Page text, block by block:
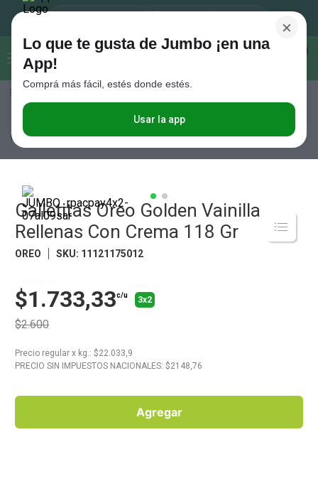
Buscar...
Seleccioná el método de entrega
×
Lo que te gusta de Jumbo ¡en una
App!
Comprá más fácil, estés donde estés.
Usar la app
Desayuno y Merienda Galletitas Dulces
Golden Vainilla Rellenas Con Crema 118 Gr
Galletitas Oreo Golden Vainilla
Rellenas Con Crema 118 Gr
OREO SKU: 11121175012
$1.733,33c/u 3x2
$2.600
Precio regular x kg. : $22.033,9
PRECIO SIN IMPUESTOS NACIONALES: $2148,76
Agregar
Términos más buscados
.
Cerveza
Galletitas
Yerba
Juguetes
Valijas